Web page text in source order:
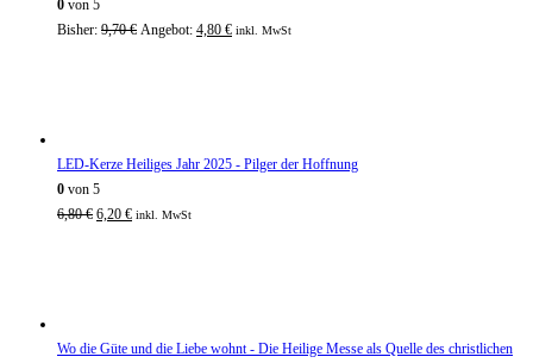
0 von 5
Bisher: 9,70€ Angebot: 4,80 € inkl. MwSt
LED-Kerze Heiliges Jahr 2025 - Pilger der Hoffnung
0 von 5
6,80€ 6,20 € inkl. MwSt
Wo die Güte und die Liebe wohnt - Die Heilige Messe als Quelle des christlichen